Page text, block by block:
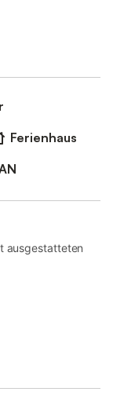
Ferienhaus
ausgestatteten